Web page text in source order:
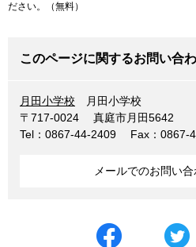
ださい。（無料）
このページに関するお問い合
月田小学校
月田小学校
〒717-0024
真庭市月田5642
Tel：0867-44-2409
Fax：0867-
メールでのお問い